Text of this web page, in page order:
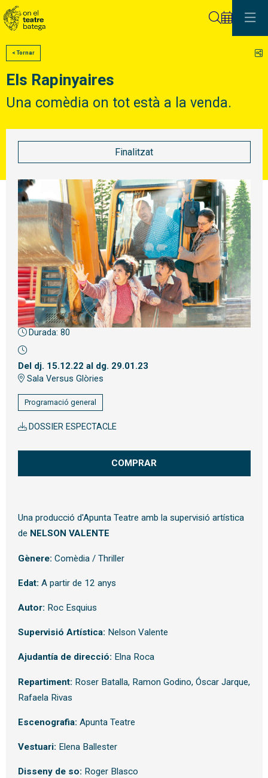
< Tornar
Els Rapinyaires
Una comèdia on tot està a la venda.
Finalitzat
Diapositiva 1 de 1
Durada: 80
Del dj. 15.12.22 al dg. 29.01.23
Sala Versus Glòries
Programació general
DOSSIER ESPECTACLE
COMPRAR
Una producció d'Apunta Teatre amb la supervisió artística
de NELSON VALENTE
Gènere: Comèdia / Thriller
Edat: A partir de 12 anys
Autor: Roc Esquius
Supervisió Artística: Nelson Valente
Ajudantía de direcció: Elna Roca
Repartiment: Roser Batalla, Ramon Godino, Óscar Jarque,
Rafaela Rivas
Escenografia: Apunta Teatre
Vestuari: Elena Ballester
Disseny de so: Roger Blasco